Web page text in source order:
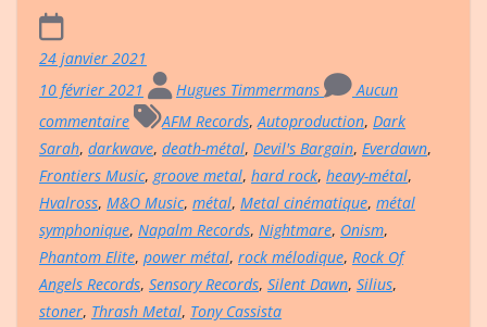
24 janvier 2021
10 février 2021
Hugues Timmermans
Aucun
commentaire
AFM Records, Autoproduction, Dark
Sarah, darkwave, death-métal, Devil's Bargain, Everdawn,
Frontiers Music, groove metal, hard rock, heavy-métal,
Hvalross, M&O Music, métal, Metal cinématique, métal
symphonique, Napalm Records, Nightmare, Onism,
Phantom Elite, power métal, rock mélodique, Rock Of
Angels Records, Sensory Records, Silent Dawn, Silius,
stoner, Thrash Metal, Tony Cassista